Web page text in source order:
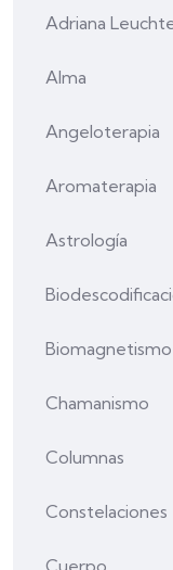
Adriana
Alma
Angeloterapia
Aromaterapia
Astrología
Biomagnetismo
Chamanismo
Columnas
Constelaciones